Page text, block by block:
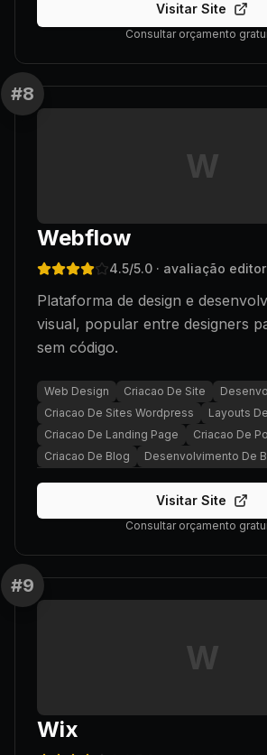
Visitar Site
Consultar orçamento
#8
W
Webflow
4.5/5.0 · avaliação
Plataforma de design e
visual, popular entre designers
sem código.
Web Design Criacao De Site
Criacao De Sites Wordpress
Layouts
Criacao De Landing Page
Criacao De
Criacao De Blog
Desenvolvimento De
Visitar Site
Consultar orçamento
#9
W
Wix